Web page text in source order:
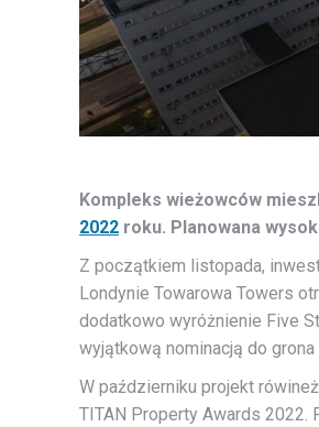
Kompleks wieżowców
2022 roku. Planowana
Z początkiem listopada,
Londynie Towarowa Towers
dodatkowo wyróżnienie Five
wyjątkową nominacją do
W październiku projekt
TITAN Property Awards 2022.